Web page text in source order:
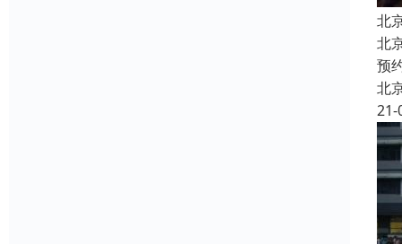
北
北
预
北
21-